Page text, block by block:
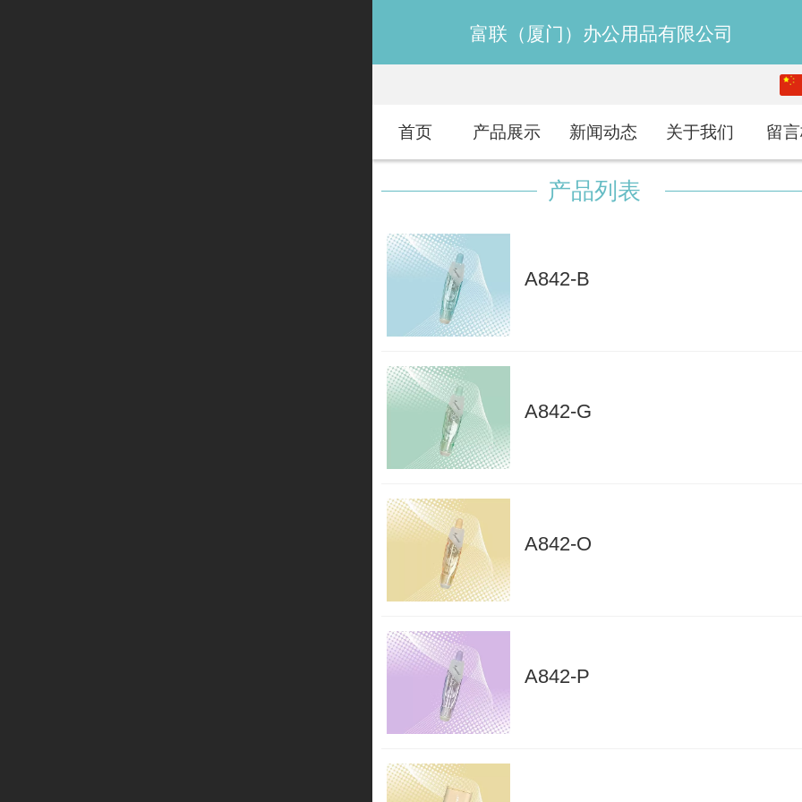
富联（厦门）办公用品有限公司
English
首页 产品展示 新闻动态 关于我们 留言
产品列表
A842-B
A842-G
A842-O
A842-P